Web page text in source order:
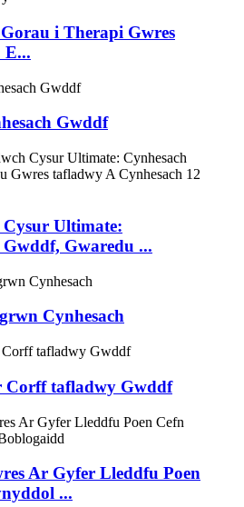
i Therapi Gwres
E...
Gwddf
Ultimate:
Gwddf, Gwaredu ...
Cynhesach
Corff tafladwy Gwddf
Ar Gyfer Lleddfu Poen
...